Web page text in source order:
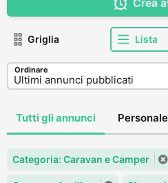
Crea
Griglia Lista
Ordinare
Tutti gli annunci Personale
Categoria: Caravan e Camper